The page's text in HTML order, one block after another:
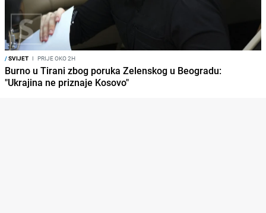
/SVIJET I PRIJE OKO 2H
Burno u Tirani zbog poruka Zelenskog u Beogradu:
"Ukrajina ne priznaje Kosovo"